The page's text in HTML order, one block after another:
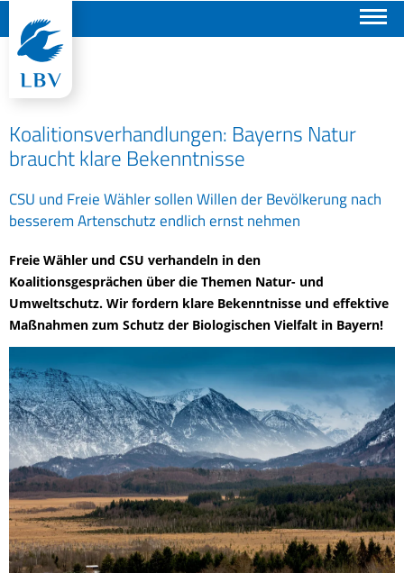
Koalitionsverhandlungen: Bayerns Natur
braucht klare Bekenntnisse
CSU und Freie Wähler sollen Willen der Bevölkerung nach
besserem Artenschutz endlich ernst nehmen
Freie Wähler und CSU verhandeln in den
Koalitionsgesprächen über die Themen Natur- und
Umweltschutz. Wir fordern klare Bekenntnisse und effektive
Maßnahmen zum Schutz der Biologischen Vielfalt in Bayern!